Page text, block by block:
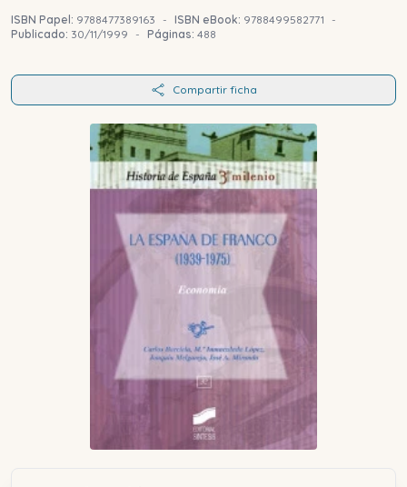
ISBN Papel: 9788477389163 - ISBN eBook: 9788499582771
-
Publicado: 30/11/1999 - Páginas: 488
Compartir ficha